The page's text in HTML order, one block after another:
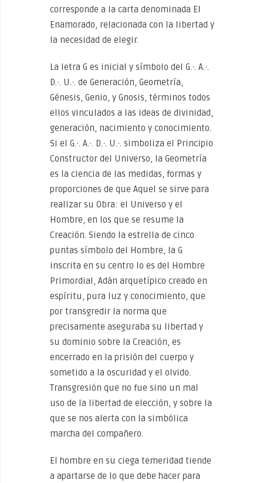
corresponde a la carta denominada El
Enamorado, relacionada con la libertad y
la necesidad de elegir.
La letra G es inicial y símbolo del G.·. A.·.
D.·. U.·. de Generación, Geometría,
Génesis, Genio, y Gnosis, términos todos
ellos vinculados a las ideas de divinidad,
generación, nacimiento y co­nocimiento.
Si el G.·. A.·. D.·. U.·. simboliza el Principio
Constructor del Universo, la Geometría
es la ciencia de las medidas, formas y
proporciones de que Aquel se sirve para
realizar su Obra: el Uni­verso y el
Hombre, en los que se resume la
Creación. Siendo la es­trella de cinco
puntas símbolo del Hombre, la G
inscrita en su cen­tro lo es del Hombre
Primordial, Adán arquetípico creado en
espíritu, pura luz y conocimiento, que
por transgredir la norma que
precisamente aseguraba su libertad y
su dominio sobre la Creación, es
encerrado en la prisión del cuerpo y
sometido a la os­curidad y el olvido.
Transgresión que no fue sino un mal
uso de la libertad de elección, y sobre la
que se nos alerta con la simbólica
marcha del compañero.
El hombre en su ciega temeridad tiende
a apartarse de lo que debe hacer para